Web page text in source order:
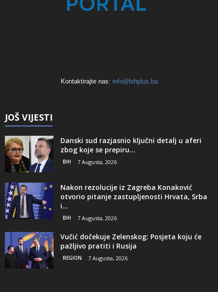
Kontaktirajte nas: info@bihplus.ba
JOŠ VIJESTI
Danski sud razjasnio ključni detalj u aferi
zbog koje se prepiru...
BIH 7 Augusta, 2026
Nakon rezolucije iz Zagreba Konaković
otvorio pitanje zastupljenosti Hrvata, Srba
i...
BIH 7 Augusta, 2026
Vučić dočekuje Zelenskog: Posjeta koju će
pažljivo pratiti i Rusija
REGION 7 Augusta, 2026